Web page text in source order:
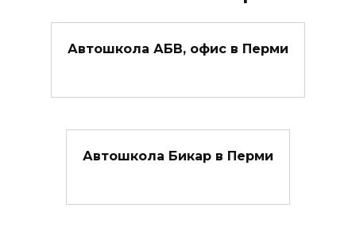
Автошкола АБВ, офис в Перми
Автошкола Бикар в Перми